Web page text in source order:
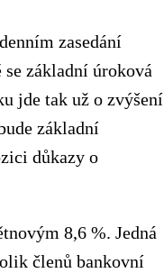
zasedání
základní úroková
jde tak už o zvýšení
základní
důkazy o
8,6 %. Jedná
členů bankovní